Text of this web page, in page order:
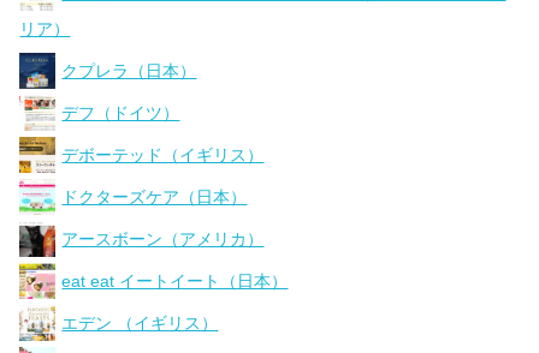
リア）
クプレラ（日本）
デフ（ドイツ）
デボーテッド（イギリス）
ドクターズケア（日本）
アースボーン（アメリカ）
eat eat イートイート（日本）
エデン （イギリス）